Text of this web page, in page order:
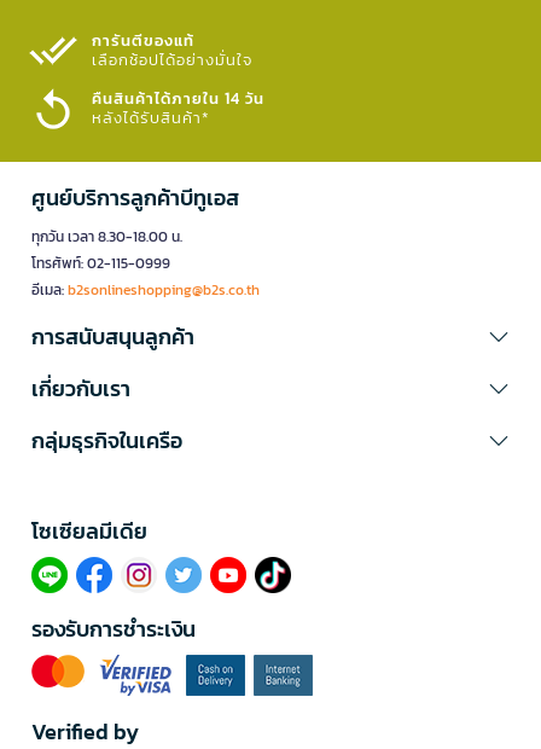
การันตีของแท้
เลือกช้อปได้อย่างมั่นใจ​
คืนสินค้าได้ภายใน 14 วัน
หลังได้รับสินค้า*
ศูนย์บริการลูกค้าบีทูเอส
ทุกวัน เวลา 8.30-18.00 น.
โทรศัพท์: 02-115-0999
อีเมล:b2sonlineshopping@b2s.co.th
การสนับสนุนลูกค้า
เกี่ยวกับเรา
กลุ่มธุรกิจในเครือ
โซเซียลมีเดีย​
รองรับการชำระเงิน
Verified by